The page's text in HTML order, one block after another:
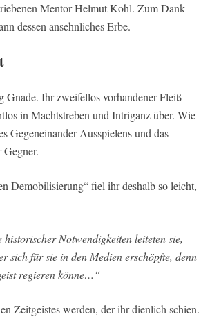
Mentor Helmut Kohl. Zum Dank
dessen ansehnliches Erbe.
Ihr zweifellos vorhandener Fleiß
in Machtstreben und Intriganz über. Wie
Gegeneinander-Ausspielens und das
Demobilisierung“ fiel ihr deshalb so leicht,
Notwendigkeiten leiteten sie,
sich für sie in den Medien erschöpfte, denn
regieren könne…“
Zeitgeistes werden, der ihr dienlich schien.